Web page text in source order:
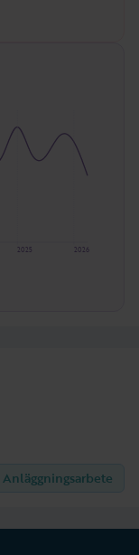
2026
2025
Anläggningsarbete